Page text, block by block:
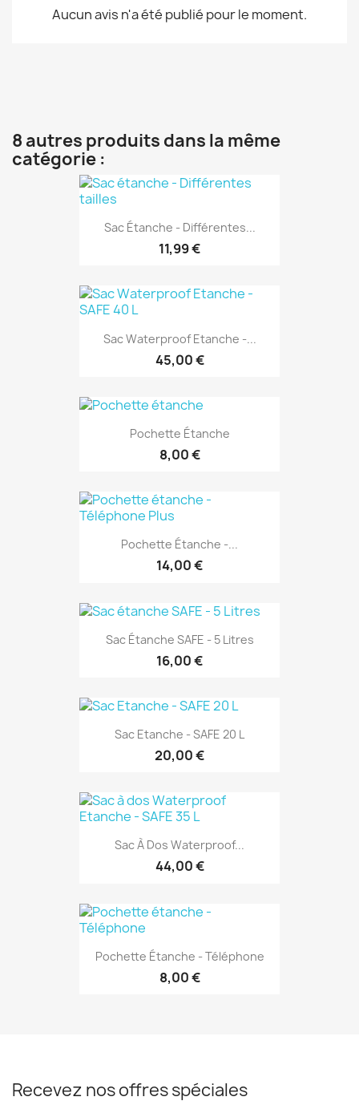
Aucun avis n'a été publié pour le moment.
8 autres produits dans la même
catégorie :
Sac Étanche - Différentes...
11,99 €
Sac Waterproof Etanche -...
45,00 €
Pochette Étanche
8,00 €
Pochette Étanche -...
14,00 €
Sac Étanche SAFE - 5 Litres
16,00 €
Sac Etanche - SAFE 20 L
20,00 €
Sac À Dos Waterproof...
44,00 €
Pochette Étanche - Téléphone
8,00 €
Recevez nos offres spéciales